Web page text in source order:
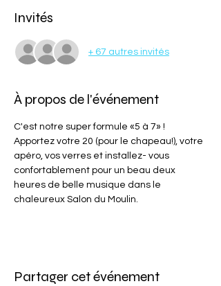
Invités
+ 67 autres invités
À propos de l'événement
C'est notre super formule «5 à 7» !
Apportez votre 20 (pour le chapeau!), votre
apéro, vos verres et installez- vous
confortablement pour un beau deux
heures de belle musique dans le
chaleureux Salon du Moulin.
Partager cet événement